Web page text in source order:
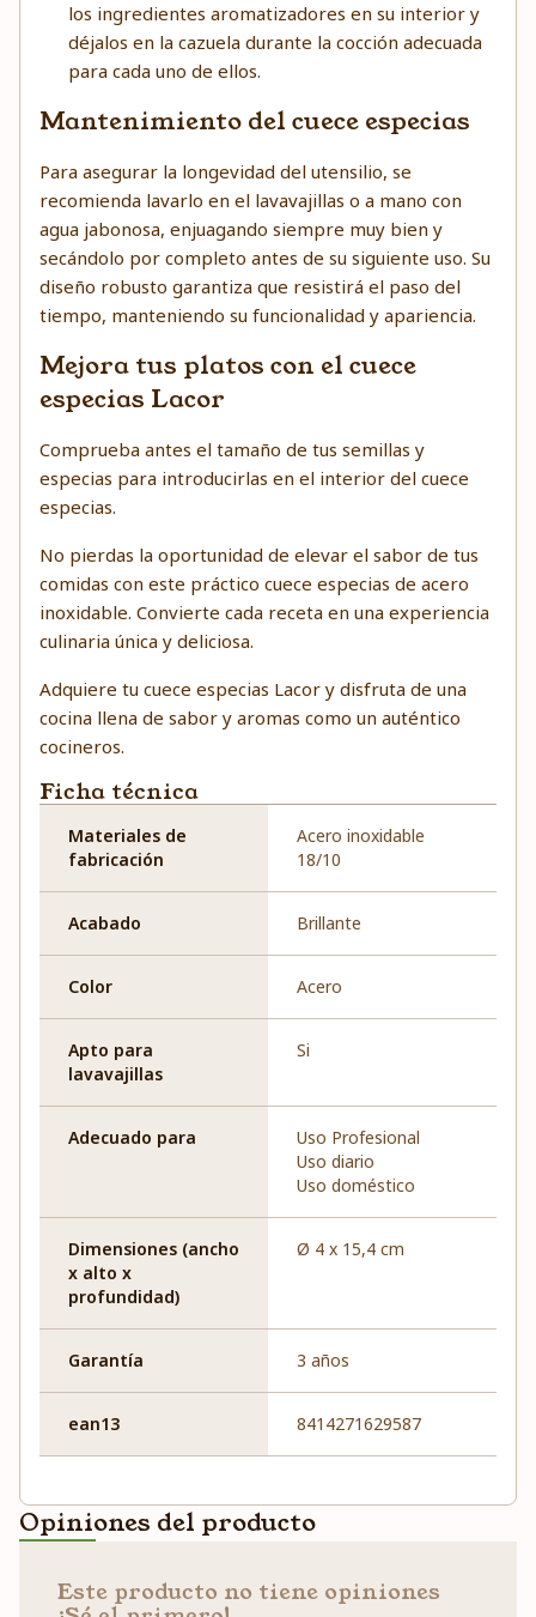
los ingredientes aromatizadores en su interior y
déjalos en la cazuela durante la cocción adecuada
para cada uno de ellos.
Mantenimiento del cuece especias
Para asegurar la longevidad del utensilio, se
recomienda lavarlo en el lavavajillas o a mano con
agua jabonosa, enjuagando siempre muy bien y
secándolo por completo antes de su siguiente uso. Su
diseño robusto garantiza que resistirá el paso del
tiempo, manteniendo su funcionalidad y apariencia.
Mejora tus platos con el cuece
especias Lacor
Comprueba antes el tamaño de tus semillas y
especias para introducirlas en el interior del cuece
especias.
No pierdas la oportunidad de elevar el sabor de tus
comidas con este práctico cuece especias de acero
inoxidable. Convierte cada receta en una experiencia
culinaria única y deliciosa.
Adquiere tu cuece especias Lacor y disfruta de una
cocina llena de sabor y aromas como un auténtico
cocineros.
Ficha técnica
Materiales de
fabricación
Acero inoxidable
18/10
Acabado Brillante
Color Acero
Apto para
lavavajillas
Si
Adecuado para
Uso Profesional
Uso diario
Uso doméstico
Dimensiones (ancho
x alto x
profundidad)
Ø 4 x 15,4 cm
Garantía 3 años
ean13 8414271629587
Opiniones del producto
Este producto no tiene opiniones